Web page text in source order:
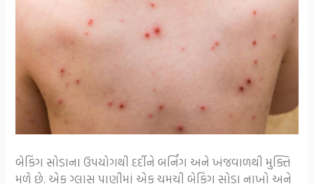
બેકિંગ સોડાના ઉપયોગથી દર્દીને બર્નિંગ અને ખંજવાળથી મુક્તિ
મળે છે. એક ગ્લાસ પાણીમાં એક ચમચી બેકિંગ સોડા નાખો અને